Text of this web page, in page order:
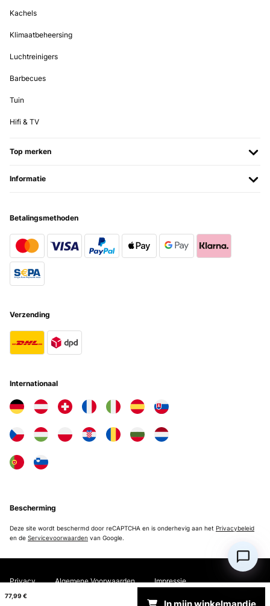
77,99 €
Kachels
Klimaatbeheersing
Luchtreinigers
Barbecues
Tuin
Hifi & TV
Top merken
Informatie
Betalingsmethoden
Verzending
Internationaal
Bescherming
Deze site wordt beschermd door reCAPTCHA en is onderhevig aan het Privacybeleid
en de Servicevoorwaarden van Google.
Privacy Algemene Voorwaarden Impressie